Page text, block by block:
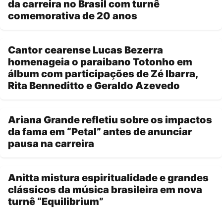
da carreira no Brasil com turnê
comemorativa de 20 anos
Cantor cearense Lucas Bezerra
homenageia o paraibano Totonho em
álbum com participações de Zé Ibarra,
Rita Benneditto e Geraldo Azevedo
Ariana Grande refletiu sobre os impactos
da fama em “Petal” antes de anunciar
pausa na carreira
Anitta mistura espiritualidade e grandes
clássicos da música brasileira em nova
turnê “Equilibrium”